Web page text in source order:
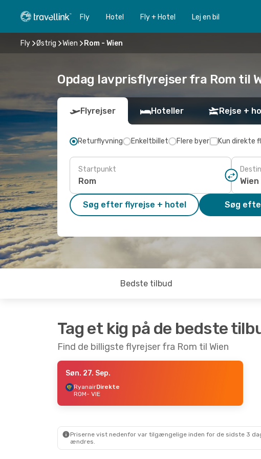
Fly Hotel Fly + Hotel Lej en bil
Fly Østrig Wien Rom - Wien
Opdag lavprisflyrejser fra Rom til
Flyrejser Hoteller Rejse +
Returflyvning Enkeltbillet Flere byer Kun direkte
Startpunkt
Søg efter flyrejse + hotel Søg
Bedste tilbud
Tag et kig på de bedste
Find de billigste flyrejser fra Rom til Wien
Søn. 27. Sep.
RyanairDirekte
ROM- VIE
Priserne vist nedenfor var tilgængelige inden for de sidste 3
ændres.